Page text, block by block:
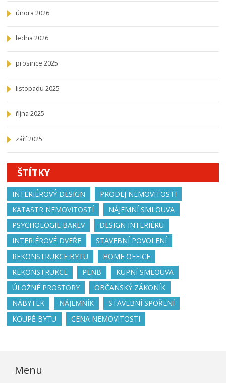
února 2026
ledna 2026
prosince 2025
listopadu 2025
října 2025
září 2025
ŠTÍTKY
INTERIÉROVÝ DESIGN
PRODEJ NEMOVITOSTI
KATASTR NEMOVITOSTÍ
NÁJEMNÍ SMLOUVA
PSYCHOLOGIE BAREV
DESIGN INTERIÉRU
INTERIÉROVÉ DVEŘE
STAVEBNÍ POVOLENÍ
REKONSTRUKCE BYTU
HOME OFFICE
REKONSTRUKCE
PENB
KUPNÍ SMLOUVA
ÚLOŽNÉ PROSTORY
OBČANSKÝ ZÁKONÍK
NÁBYTEK
NÁJEMNÍK
STAVEBNÍ SPOŘENÍ
KOUPĚ BYTU
CENA NEMOVITOSTI
Menu